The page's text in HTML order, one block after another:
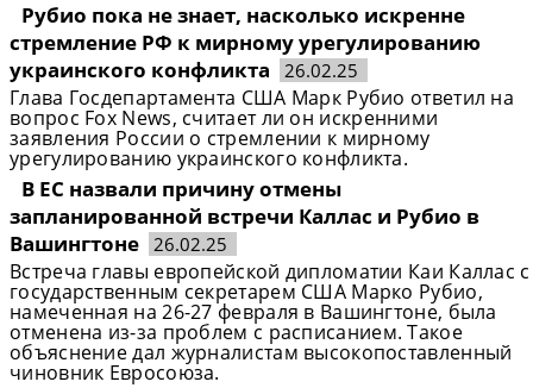
Рубио пока не знает, насколько искренне
стремление РФ к мирному урегулированию
украинского конфликта
26.02.25
Глава Госдепартамента США Марк Рубио ответил на
вопрос Fox News, считает ли он искренними
заявления России о стремлении к мирному
урегулированию украинского конфликта.
В ЕС назвали причину отмены
запланированной встречи Каллас и Рубио в
Вашингтоне 26.02.25
Встреча главы европейской дипломатии Каи Каллас с
государственным секретарем США Марко Рубио,
намеченная на 26-27 февраля в Вашингтоне, была
отменена из-за проблем с расписанием. Такое
объяснение дал журналистам высокопоставленный
чиновник Евросоюза.